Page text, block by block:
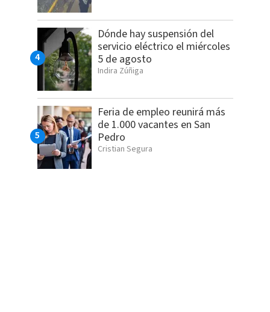
Dónde hay suspensión del
servicio eléctrico el miércoles
5 de agosto
Indira Zúñiga
Feria de empleo reunirá más
de 1.000 vacantes en San
Pedro
Cristian Segura